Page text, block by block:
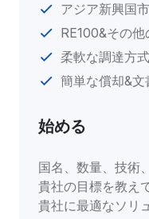
アジア新興国
RE100&その
柔軟な調達方式
簡単な償却&文
始める
国名、数量、技術
貴社の目標を教え
貴社に最適なソリ